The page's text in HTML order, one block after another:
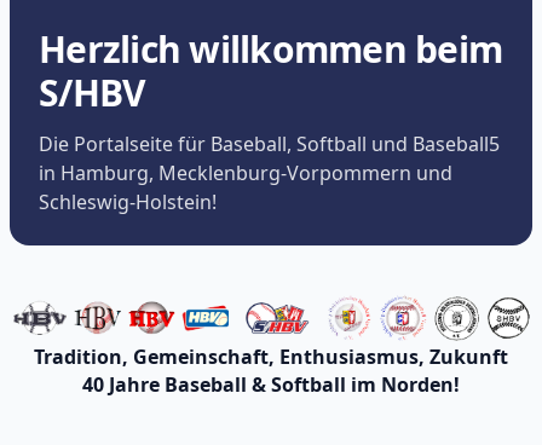
Herzlich willkommen beim
S/HBV
Die Portalseite für Baseball, Softball und Baseball5
in Hamburg, Mecklenburg-Vorpommern und
Schleswig-Holstein!
Tradition, Gemeinschaft, Enthusiasmus, Zukunft
40 Jahre Baseball & Softball im Norden!